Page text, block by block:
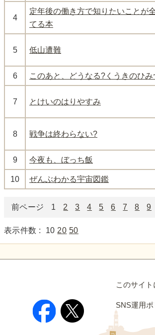
4
定年後の働き方で知りたいことが
てる本
5 低山遭難
6 このあと、どうなる?くうきのひみ
7 とけいのはりやすみ
8 戦争は終わらない?
9 今夜も、ぼっち飯
10 ぜんぶわかる宇宙図鑑
前ページ 1 2 3 4 5 6 7 8 9
表示件数 : 10 20 50
このサイト
SNS運用